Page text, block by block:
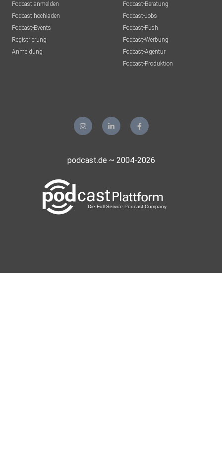
Podcast anmelden
Podcast hochladen
Podcast-Events
Registrierung
Anmeldung
Podcast-Beratung
Podcast-Jobs
Podcast-Push
Podcast-Werbung
Podcast-Agentur
Podcast-Produktion
podcast.de ~ 2004-2026